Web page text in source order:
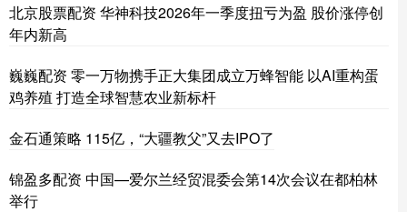
北京股票配资 华神科技2026年一季度扭亏为盈 股价涨停创
年内新高
巍巍配资 零一万物携手正大集团成立万蜂智能 以AI重构蛋
鸡养殖 打造全球智慧农业新标杆
金石通策略 115亿，“大疆教父”又去IPO了
锦盈多配资 中国—爱尔兰经贸混委会第14次会议在都柏林
举行